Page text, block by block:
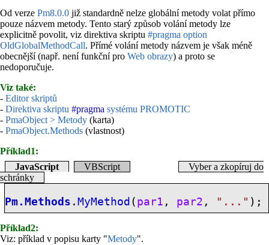
Od verze Pm8.0.0 již standardně nelze globální metody volat přímo
pouze názvem metody. Tento starý způsob volání metody lze
explicitně povolit, viz direktiva skriptu #pragma option
OldGlobalMethodCall. Přímé volání metody názvem je však méně
obecnější (např. není funkční pro Web obrazy) a proto se
nedoporučuje.
Viz také:
- Editor skriptů
- Direktiva skriptu #pragma systému PROMOTIC
- PmaObject > Metody (karta)
- PmaObject.Methods (vlastnost)
Příklad1:
JavaScript
VBScript
Vyber a zkopíruj do
schránky
Pm.Methods .MyMethod ( par1 , par2 , "..." );
Příklad2:
Viz: příklad v popisu karty "Metody".